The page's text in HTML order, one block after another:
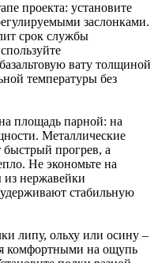
проекта: установите
заслонками.
срок службы
вату толщиной
температуры без
площадь парной: на
Металлические
быстрый прогрев, а
Не экономьте на
нержавейки
стабильную
липу, ольху или осину –
комфортными на ощупь